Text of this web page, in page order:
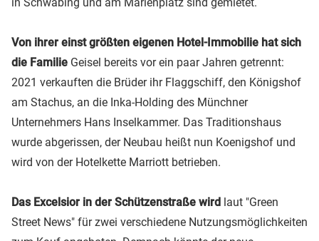
in Schwabing und am Marienplatz sind gemietet.
Von ihrer einst größten eigenen Hotel-Immobilie hat sich
die Familie Geisel bereits vor ein paar Jahren getrennt:
2021 verkauften die Brüder ihr Flaggschiff, den Königshof
am Stachus, an die Inka-Holding des Münchner
Unternehmers Hans Inselkammer. Das Traditionshaus
wurde abgerissen, der Neubau heißt nun Koenigshof und
wird von der Hotelkette Marriott betrieben.
Das Excelsior in der Schützenstraße wird laut "Green
Street News" für zwei verschiedene Nutzungsmöglichkeiten